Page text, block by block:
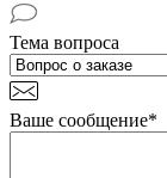
Тема вопроса
Ваше сообщение*